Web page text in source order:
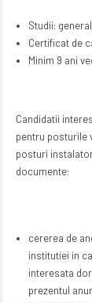
Studii:
Certificat de
Minim 9 ani
Candidatii
pentru posturile
posturi
documente:
cererea de
institutiei in
interesata
prezentul